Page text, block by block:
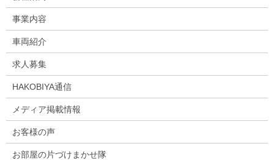
事業内容
車両紹介
求人募集
HAKOBIYA通信
メディア掲載情報
お客様の声
お部屋の片づけまかせ隊